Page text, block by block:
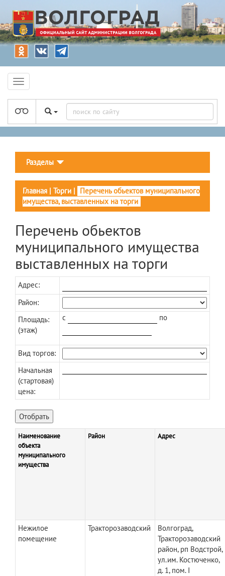
Разделы
Главная | Торги | Перечень обьектов муниципального
имущества, выставленных на торги
Перечень обьектов
муниципального имущества
выставленных на торги
Адрес:
Район:
Площадь:
(этаж)
c по
Вид торгов:
Начальная
(стартовая)
цена:
Наименование
объекта
муниципального
имущества
Район Адрес
Нежилое
помещение
Тракторозаводский
Волгоград,
Тракторозаводский
район, рп Водстрой,
ул.им. Костюченко,
д. 1, пом. I